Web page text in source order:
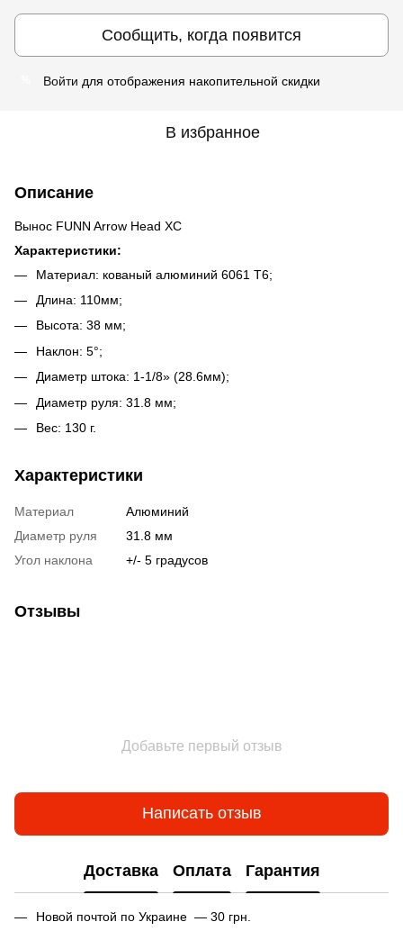
Сообщить, когда появится
Войти для отображения накопительной скидки
В избранное
Описание
Вынос FUNN Arrow Head XC
Характеристики:
Материал: кованый алюминий 6061 T6;
Длина: 110мм;
Высота: 38 мм;
Наклон: 5°;
Диаметр штока: 1-1/8» (28.6мм);
Диаметр руля: 31.8 мм;
Вес: 130 г.
Характеристики
Материал
Алюминий
Диаметр руля
31.8 мм
Угол наклона
+/- 5 градусов
Отзывы
Добавьте первый отзыв
Написать отзыв
Доставка Оплата Гарантия
Новой почтой по Украине — 30 грн.